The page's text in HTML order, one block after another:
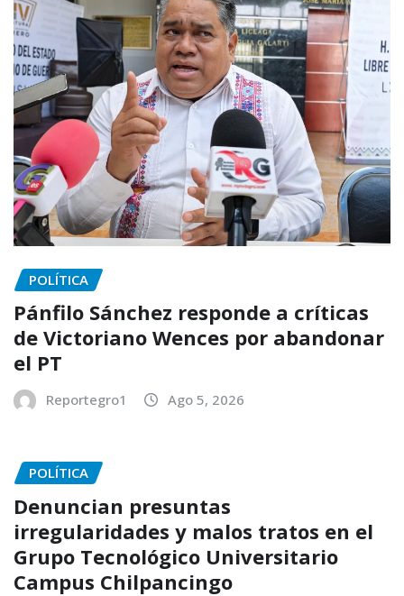
POLÍTICA
Pánfilo Sánchez responde a críticas
de Victoriano Wences por abandonar
el PT
Reportegro1 Ago 5, 2026
POLÍTICA
Denuncian presuntas
irregularidades y malos tratos en el
Grupo Tecnológico Universitario
Campus Chilpancingo